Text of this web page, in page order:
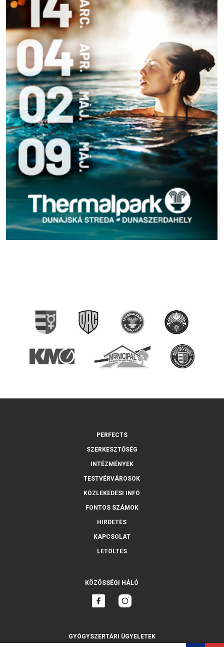
PERFECTS
SZERKESZTŐSÉG
INTÉZMÉNYEK
TESTVÉRVÁROSOK
KÖZLEKEDÉSI INFÓ
FONTOS SZÁMOK
HIRDETÉS
KAPCSOLAT
LETÖLTÉS
KÖZÖSSÉGI HÁLÓ
GYÓGYSZERTÁRI ÜGYELETEK